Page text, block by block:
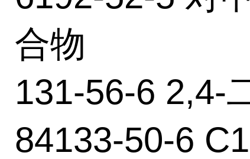
合物
131-56-6 2,4-
84133-50-6